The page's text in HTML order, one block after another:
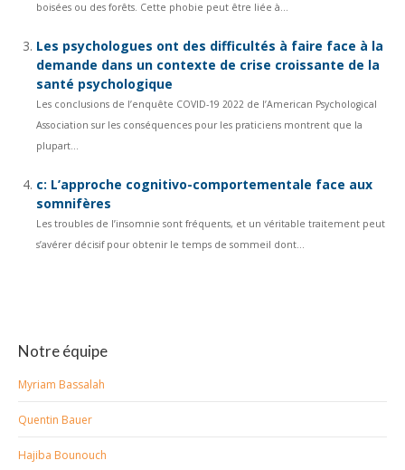
boisées ou des forêts. Cette phobie peut être liée à...
Les psychologues ont des difficultés à faire face à la
demande dans un contexte de crise croissante de la
santé psychologique
Les conclusions de l’enquête COVID-19 2022 de l’American Psychological
Association sur les conséquences pour les praticiens montrent que la
plupart...
c: L’approche cognitivo-comportementale face aux
somnifères
Les troubles de l’insomnie sont fréquents, et un véritable traitement peut
s’avérer décisif pour obtenir le temps de sommeil dont...
Notre équipe
Myriam Bassalah
Quentin Bauer
Hajiba Bounouch